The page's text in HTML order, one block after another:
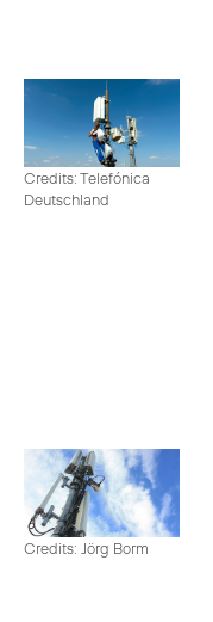
Credits: Telefónica
Deutschland
Credits: Jörg Borm